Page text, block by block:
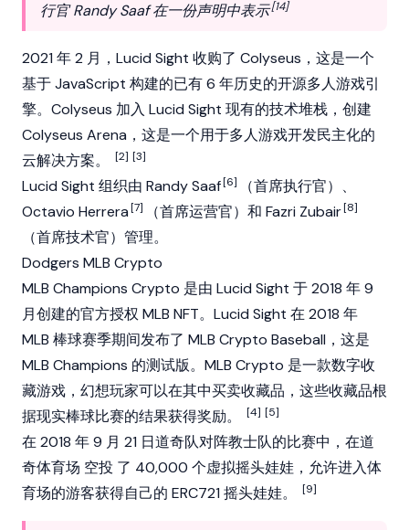
行官 Randy Saaf 在一份声明中表示[14]
2021 年 2 月，Lucid Sight 收购了 Colyseus，这是一个
基于 JavaScript 构建的已有 6 年历史的开源多人游戏引
擎。Colyseus 加入 Lucid Sight 现有的技术堆栈，创建
Colyseus Arena，这是一个用于多人游戏开发民主化的
云解决方案。
[2] [3]
Lucid Sight 组织由 Randy Saaf[6]
（首席执行官）、
Octavio Herrera[7] （首席运营官）和 Fazri Zubair[8]
（首席技术官）管理。
Dodgers MLB Crypto
MLB Champions Crypto 是由 Lucid Sight 于 2018 年 9
月创建的官方授权 MLB NFT。Lucid Sight 在 2018 年
MLB 棒球赛季期间发布了 MLB Crypto Baseball，这是
MLB Champions 的测试版。MLB Crypto 是一款数字收
藏游戏，幻想玩家可以在其中买卖收藏品，这些收藏品根
据现实棒球比赛的结果获得奖励。
[4] [5]
在 2018 年 9 月 21 日道奇队对阵教士队的比赛中，在道
奇体育场 空投 了 40,000 个虚拟摇头娃娃，允许进入体
育场的游客获得自己的 ERC721 摇头娃娃。
[9]